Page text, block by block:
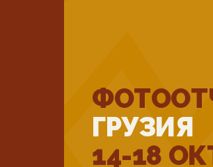
ГРУЗИЯ
14-18